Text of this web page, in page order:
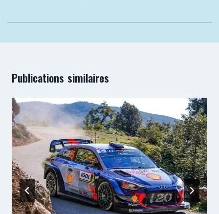
Publications similaires